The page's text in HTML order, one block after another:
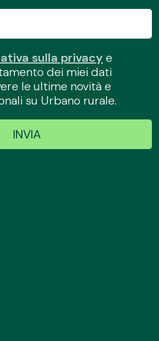
sulla privacye
dei miei dati
le ultime novità e
su Urbano rurale.